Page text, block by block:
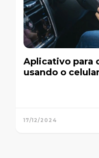
Aplicativo para
usando o celular
17/12/2024